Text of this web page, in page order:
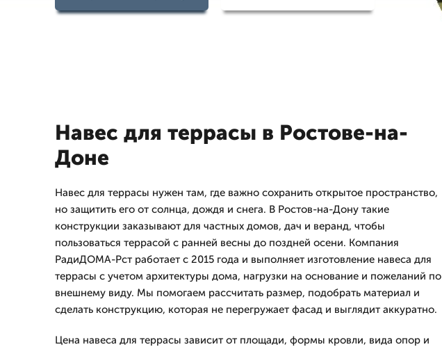
Навес для террасы в Ростове-на-
Доне
Навес для террасы нужен там, где важно сохранить открытое пространство,
но защитить его от солнца, дождя и снега. В Ростов-на-Дону такие
конструкции заказывают для частных домов, дач и веранд, чтобы
пользоваться террасой с ранней весны до поздней осени. Компания
РадиДОМА-Рст работает с 2015 года и выполняет изготовление навеса для
террасы с учетом архитектуры дома, нагрузки на основание и пожеланий по
внешнему виду. Мы помогаем рассчитать размер, подобрать материал и
сделать конструкцию, которая не перегружает фасад и выглядит аккуратно.
Цена навеса для террасы зависит от площади, формы кровли, вида опор и